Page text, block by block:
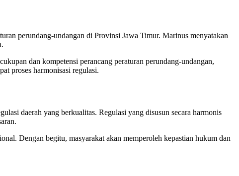
perundang-undangan di Provinsi Jawa Timur. Marinus menyatakan
dan kompetensi perancang peraturan perundang-undangan,
proses harmonisasi regulasi.
daerah yang berkualitas. Regulasi yang disusun secara harmonis
Dengan begitu, masyarakat akan memperoleh kepastian hukum dan